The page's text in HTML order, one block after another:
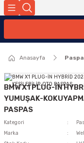
Anasayfa
BMW X1 PLUG-İN
YUMUŞAK-
PASPAS
Kategori
Marka